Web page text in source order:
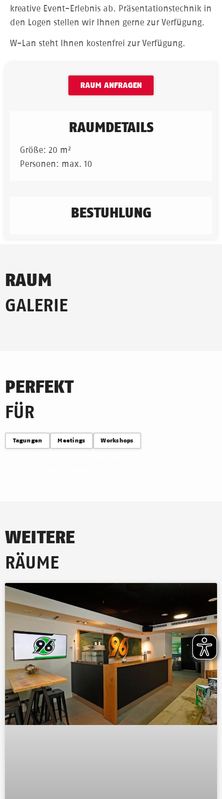
kreative Event-Erlebnis ab. Präsentationstechnik in
den Logen stellen wir Ihnen gerne zur Verfügung.
W-Lan steht Ihnen kostenfrei zur Verfügung.
RAUM ANFRAGEN
RAUMDETAILS
Größe: 20 m²
Personen: max. 10
BESTUHLUNG
RAUM
GALERIE
PERFEKT
FÜR
Tagungen Meetings Workshops
WEITERE
RÄUME